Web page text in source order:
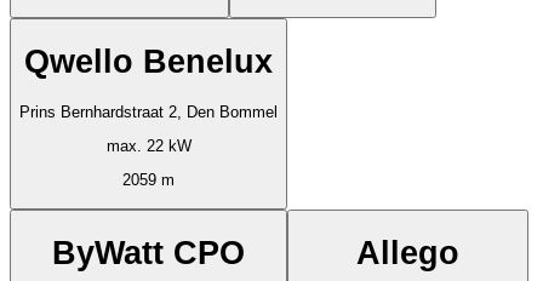
Qwello Benelux
Prins Bernhardstraat 2, Den Bommel
max. 22 kW
2059 m
ByWatt CPO Allego